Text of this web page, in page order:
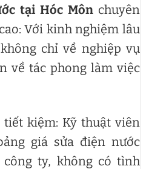
tại Hóc Mônchuyên
Với kinh nghiệm lâu
chỉ về nghiệp vụ
về tác phong làm việc
kiệm: Kỹ thuật viên
giá sửa điện nước
ty, không có tình